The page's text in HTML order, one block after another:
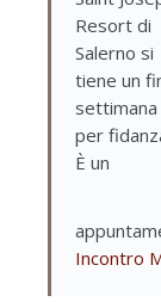
Resort di
Salerno si
tiene un
settimana
per
È un
Incontro